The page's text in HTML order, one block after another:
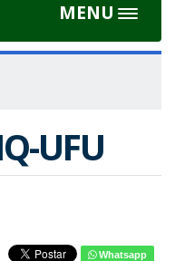
MENU
Toggle
UFU
Whatsapp